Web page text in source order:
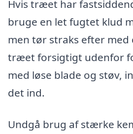
Hvis træet har
bruge en let fugtet klud
men tør straks efter med
træet forsigtigt udenfor
med løse blade og støv,
det ind.
Undgå brug af stærke